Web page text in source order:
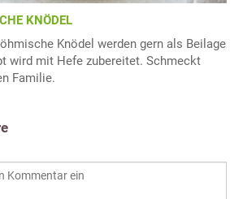
KNÖDEL
Knödel werden gern als Beilage
wird mit Hefe zubereitet. Schmeckt
Familie.